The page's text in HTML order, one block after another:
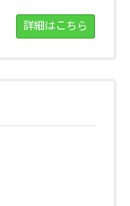
詳細はこちら